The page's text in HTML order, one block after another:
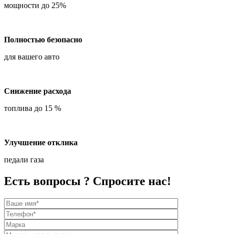
мощности до 25%
Полностью безопасно
для вашего авто
Снижение расхода
топлива до 15 %
Улучшение отклика
педали газа
Есть вопросы ? Спросите нас!